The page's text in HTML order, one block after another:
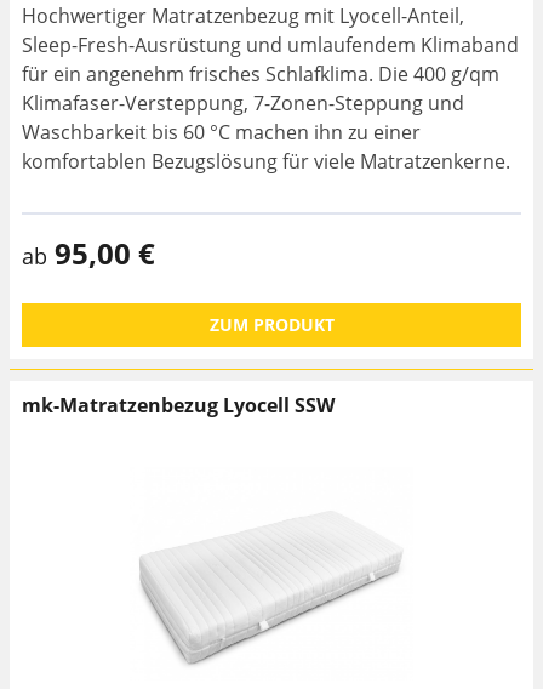
Hochwertiger Matratzenbezug mit Lyocell-Anteil,
Sleep-Fresh-Ausrüstung und umlaufendem Klimaband
für ein angenehm frisches Schlafklima. Die 400 g/qm
Klimafaser-Versteppung, 7-Zonen-Steppung und
Waschbarkeit bis 60 °C machen ihn zu einer
komfortablen Bezugslösung für viele Matratzenkerne.
ab 95,00 €
ZUM PRODUKT
mk-Matratzenbezug Lyocell SSW